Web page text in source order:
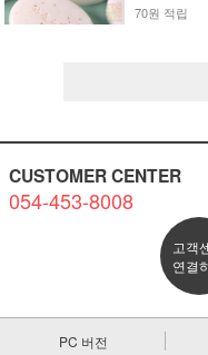
70원 적립
CUSTOMER CENTER
054-453-8008
고객
연결
PC 버전